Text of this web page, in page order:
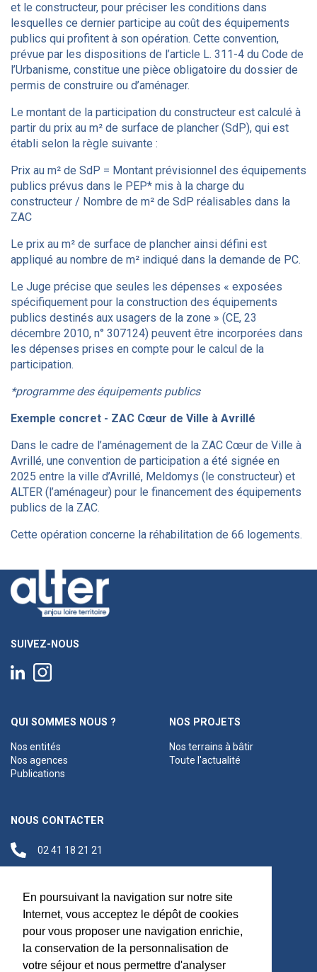
En poursuivant la navigation sur notre site
Internet, vous acceptez le dépôt de cookies
pour vous proposer une navigation enrichie,
la conservation de la personnalisation de
votre séjour et nous permettre d'analyser
et le constructeur, pour préciser les conditions dans
lesquelles ce dernier participe au coût des équipements
publics qui profitent à son opération. Cette convention,
prévue par les dispositions de l’article L. 311-4 du Code de
l’Urbanisme, constitue une pièce obligatoire du dossier de
permis de construire ou d’aménager.
Le montant de la participation du constructeur est calculé à
partir du prix au m² de surface de plancher (SdP), qui est
établi selon la règle suivante :
Prix au m² de SdP = Montant prévisionnel des équipements
publics prévus dans le PEP* mis à la charge du
constructeur / Nombre de m² de SdP réalisables dans la
ZAC
Le prix au m² de surface de plancher ainsi défini est
appliqué au nombre de m² indiqué dans la demande de PC.
Le Juge précise que seules les dépenses « exposées
spécifiquement pour la construction des équipements
publics destinés aux usagers de la zone » (CE, 23
décembre 2010, n° 307124) peuvent être incorporées dans
les dépenses prises en compte pour le calcul de la
participation.
*programme des équipements publics
Exemple concret - ZAC Cœur de Ville à Avrillé
Dans le cadre de l’aménagement de la ZAC Cœur de Ville à
Avrillé, une convention de participation a été signée en
2025 entre la ville d’Avrillé, Meldomys (le constructeur) et
ALTER (l’aménageur) pour le financement des équipements
publics de la ZAC.
Cette opération concerne la réhabilitation de 66 logements.
SUIVEZ-NOUS
QUI SOMMES NOUS ?
Nos entités
Nos agences
Publications
NOS PROJETS
Nos terrains à bâtir
Toute l'actualité
NOUS CONTACTER
02 41 18 21 21
Siège social
Maréchal Foch,
49100 Angers